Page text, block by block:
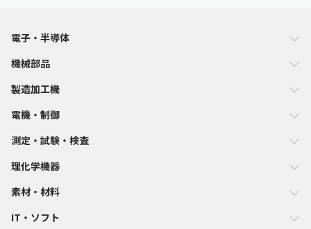
電子・半導体
機械部品
製造加工機
電機・制御
測定・試験・検査
理化学機器
素材・材料
IT・ソフト